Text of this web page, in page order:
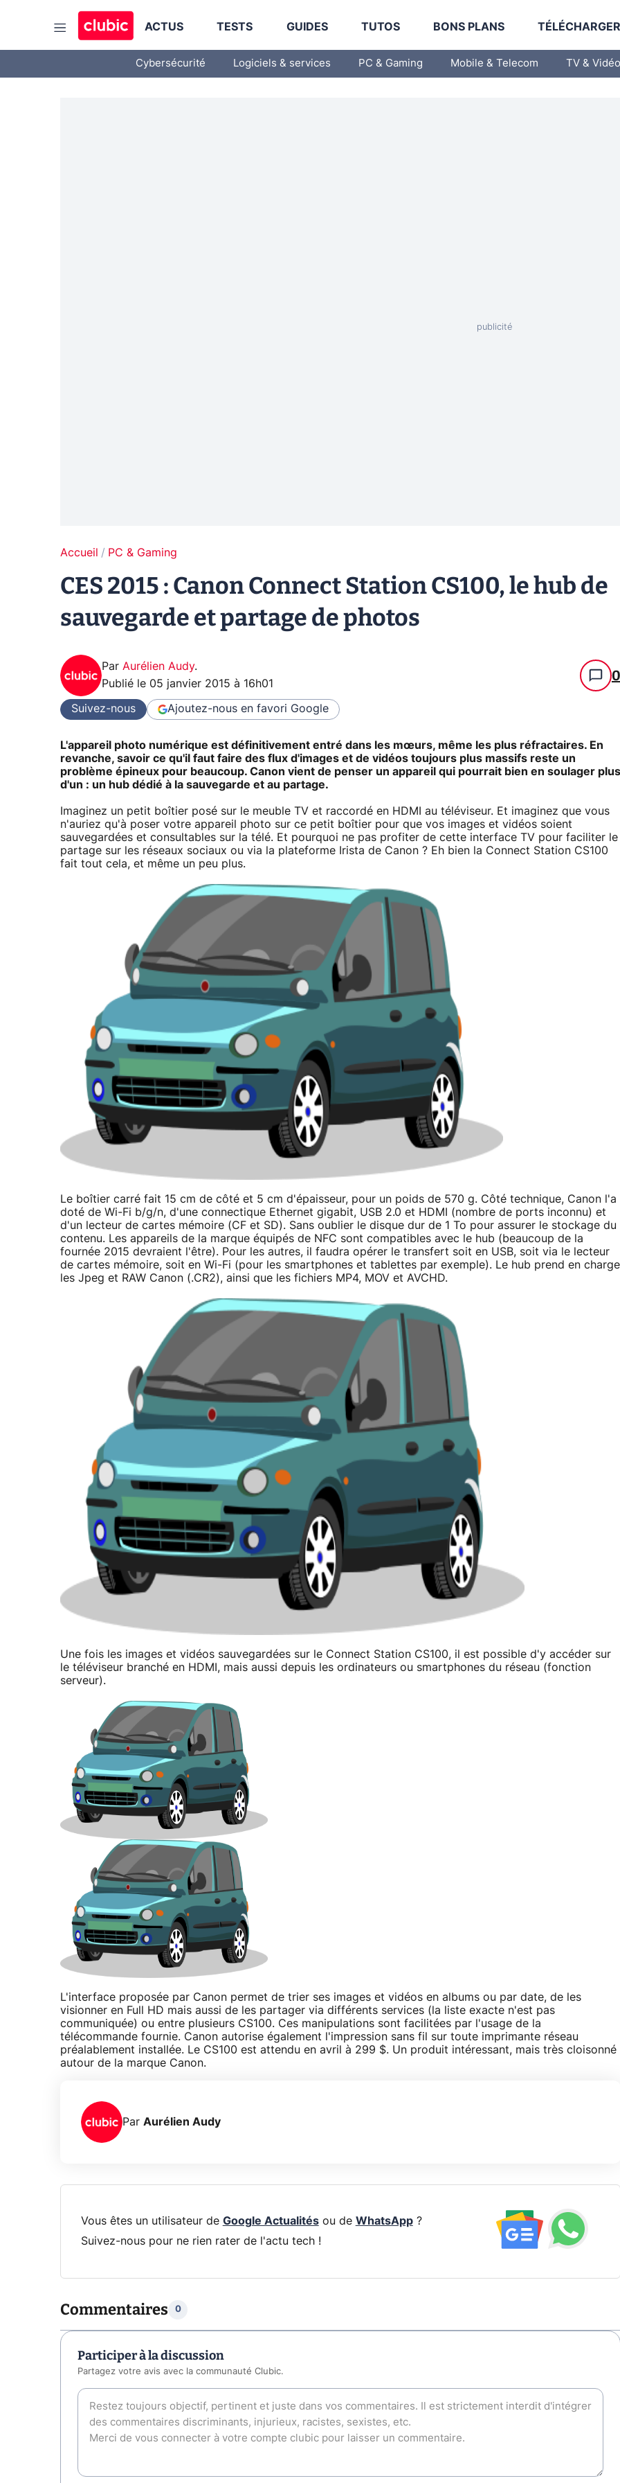
ACTUS TESTS GUIDES TUTOS BONS PLANS
Cybersécurité Logiciels & services PC & Gaming Mobile & Telecom TV & Vidéo
Accueil PC & Gaming
CES 2015 : Canon Connect Station CS100, le hub de
sauvegarde et partage de photos
Par Aurélien Audy.
Publié le 05 janvier 2015 à 16h01 0
Suivez-nous Ajoutez-nous en favori Google
L'appareil photo numérique est définitivement entré dans les mœurs, même les plus réfractaires. En
revanche, savoir ce qu'il faut faire des flux d'images et de vidéos toujours plus massifs reste un
problème épineux pour beaucoup. Canon vient de penser un appareil qui pourrait bien en soulager plus
d'un : un hub dédié à la sauvegarde et au partage.
Imaginez un petit boîtier posé sur le meuble TV et raccordé en HDMI au téléviseur. Et imaginez que vous
n'auriez qu'à poser votre appareil photo sur ce petit boîtier pour que vos images et vidéos soient
sauvegardées et consultables sur la télé. Et pourquoi ne pas profiter de cette interface TV pour faciliter le
partage sur les réseaux sociaux ou via la plateforme Irista de Canon ? Eh bien la Connect Station CS100
fait tout cela, et même un peu plus.
Le boîtier carré fait 15 cm de côté et 5 cm d'épaisseur, pour un poids de 570 g. Côté technique, Canon l'a
doté de Wi-Fi b/g/n, d'une connectique Ethernet gigabit, USB 2.0 et HDMI (nombre de ports inconnu) et
d'un lecteur de cartes mémoire (CF et SD). Sans oublier le disque dur de 1 To pour assurer le stockage du
contenu. Les appareils de la marque équipés de NFC sont compatibles avec le hub (beaucoup de la
fournée 2015 devraient l'être). Pour les autres, il faudra opérer le transfert soit en USB, soit via le lecteur
de cartes mémoire, soit en Wi-Fi (pour les smartphones et tablettes par exemple). Le hub prend en charge
les Jpeg et RAW Canon (.CR2), ainsi que les fichiers MP4, MOV et AVCHD.
Une fois les images et vidéos sauvegardées sur le Connect Station CS100, il est possible d'y accéder sur
le téléviseur branché en HDMI, mais aussi depuis les ordinateurs ou smartphones du réseau (fonction
serveur).
L'interface proposée par Canon permet de trier ses images et vidéos en albums ou par date, de les
visionner en Full HD mais aussi de les partager via différents services (la liste exacte n'est pas
communiquée) ou entre plusieurs CS100. Ces manipulations sont facilitées par l'usage de la
télécommande fournie. Canon autorise également l'impression sans fil sur toute imprimante réseau
préalablement installée. Le CS100 est attendu en avril à 299 $. Un produit intéressant, mais très cloisonné
autour de la marque Canon.
Par Aurélien Audy
Vous êtes un utilisateur de Google Actualitésou de WhatsApp?
Suivez-nous pour ne rien rater de l'actu tech !
Commentaires 0
Participer à la discussion
Partagez votre avis avec la communauté Clubic.